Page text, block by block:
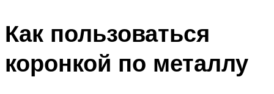
Как пользоваться
коронкой по металлу